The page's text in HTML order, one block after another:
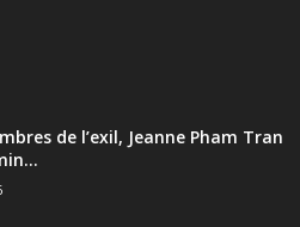
de l’exil, Jeanne Pham Tran